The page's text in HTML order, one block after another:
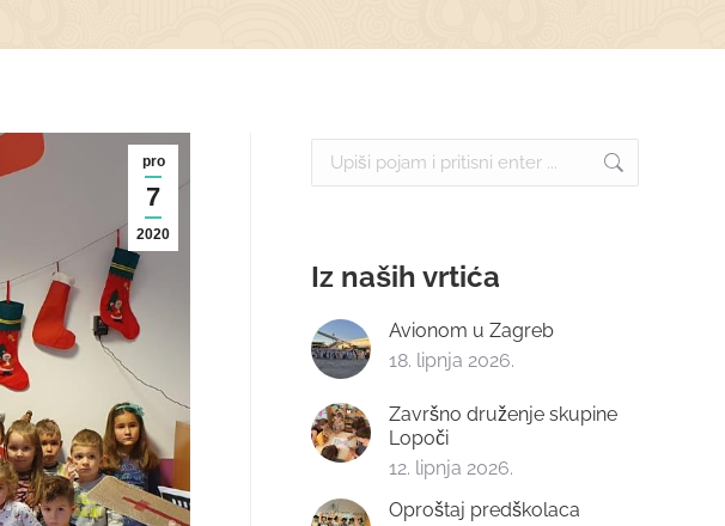
pro
7
2020
Search:
Iz naših vrtića
Avionom u Zagreb
18. lipnja 2026.
Završno druženje skupine
Lopoči
12. lipnja 2026.
Oproštaj predškolaca